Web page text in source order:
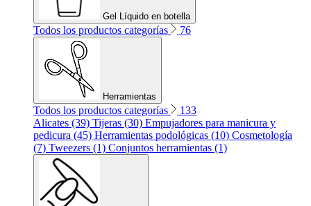
Gel Líquido en botella
Todos los productos categorías 76
Herramientas
Todos los productos categorías
133
Alicates (39) Tijeras (30) Empujadores para manicura y
pedicura (45) Herramientas podológicas (10) Cosmetología
(7) Tweezers (1) Conjuntos herramientas (1)